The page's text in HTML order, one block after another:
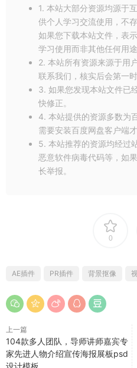
1. 本站大部分资源均源于
供个人学习交流使用，不
如果您下载本站文件，表
学习使用而非其他任何用途
2. 本站所有资源来源于用
联系我们，核实后会第一
3. 如果您发现本站文件已
快修正。
4. 本站提供的资源多数为
需要安装百度网盘客户端才
5. 本站推荐的资源均经过
恶意软件病毒代码等，如
长举报。
0
AE插件 PR插件 背景抠像
上一篇
104款多人团队，导师讲师嘉宾专
家先进人物介绍宣传海报展板psd
设计模板